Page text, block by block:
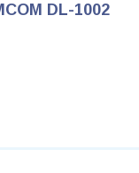
DL-1002